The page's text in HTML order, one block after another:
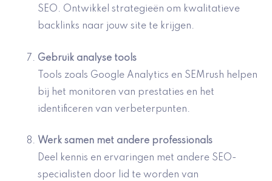
SEO. Ontwikkel strategieën om kwalitatieve
backlinks naar jouw site te krijgen.
Gebruik analyse tools
Tools zoals Google Analytics en SEMrush helpen
bij het monitoren van prestaties en het
identificeren van verbeterpunten.
Werk samen met andere professionals
Deel kennis en ervaringen met andere SEO-
specialisten door lid te worden van